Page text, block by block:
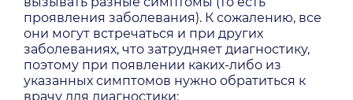
проявления заболевания). К сожалению, все
они могут встречаться и при других
заболеваниях, что затрудняет диагностику,
поэтому при появлении каких-либо из
указанных симптомов нужно обратиться к
врачу для диагностики: